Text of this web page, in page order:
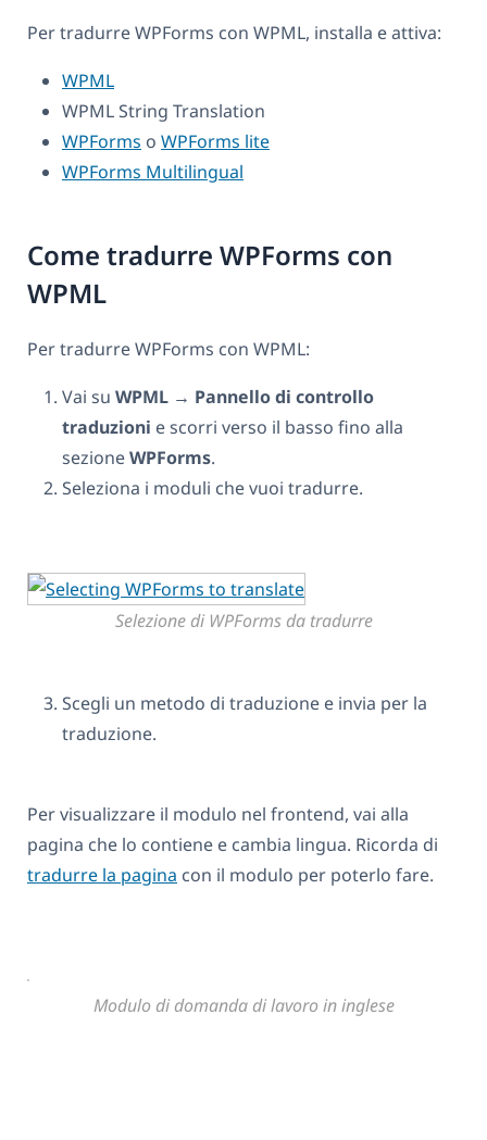
Per tradurre WPForms con WPML, installa e attiva:
WPML
WPML String Translation
WPForms o WPForms lite
WPForms Multilingual
Come tradurre WPForms con
WPML
Per tradurre WPForms con WPML:
Vai su WPML → Pannello di controllo
traduzioni e scorri verso il basso fino alla
sezioneWPForms.
Seleziona i moduli che vuoi tradurre.
Selezione di WPForms da tradurre
Scegli un metodo di traduzione e invia per la
traduzione.
Per visualizzare il modulo nel frontend, vai alla
pagina che lo contiene e cambia lingua. Ricorda di
tradurre la pagina con il modulo per poterlo fare.
Modulo di domanda di lavoro in inglese